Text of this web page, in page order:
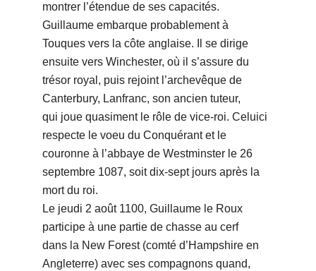
montrer l’étendue de ses capacités.
Guillaume embarque probablement à
Touques vers la côte anglaise. Il se dirige
ensuite vers Winchester, où il s’assure du
trésor royal, puis rejoint l’archevêque de
Canterbury, Lanfranc, son ancien tuteur,
qui joue quasiment le rôle de vice-roi. Celuici
respecte le voeu du Conquérant et le
couronne à l’abbaye de Westminster le 26
septembre 1087, soit dix-sept jours après la
mort du roi.
Le jeudi 2 août 1100, Guillaume le Roux
participe à une partie de chasse au cerf
dans la New Forest (comté d’Hampshire en
Angleterre) avec ses compagnons quand,